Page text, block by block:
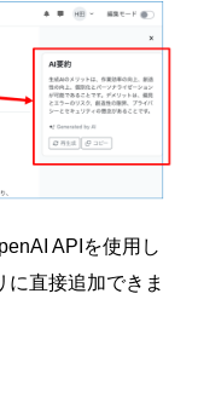
APIを使用し
直接追加できま